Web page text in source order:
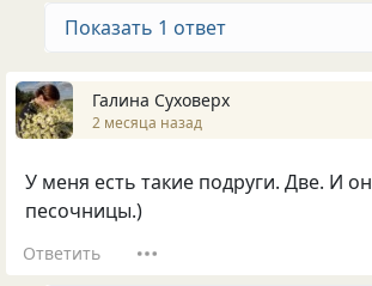
Показать 1 ответ
Галина Суховерх
2 месяца назад
У меня есть такие подруги. Две. И
песочницы.)
Ответить